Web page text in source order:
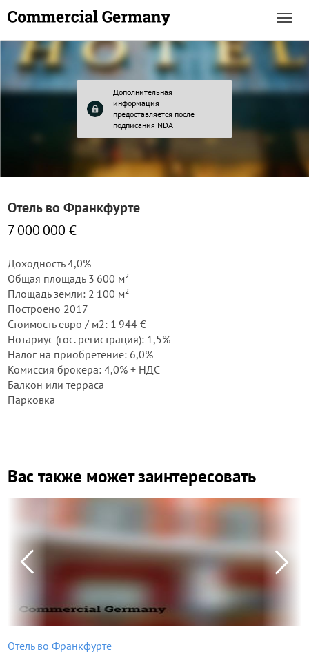
Дополнительная
информация
предоставляется после
подписания NDA
Отель во Франкфурте
7 000 000 €
Доходность 4,0%
Общая площадь 3 600 м²
Площадь земли: 2 100 м²
Построено 2017
Стоимость евро / м2: 1 944 €
Нотариус (гос. регистрация): 1,5%
Налог на приобретение: 6,0%
Комиссия брокера: 4,0% + НДС
Балкон или терраса
Парковка
Вас также может заинтересовать
Отель во Франкфурте